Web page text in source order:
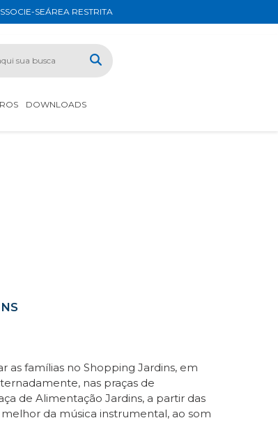
SEÁREA RESTRITA
DOWNLOADS
famílias no Shopping Jardins, em
nas praças de
de Alimentação Jardins, a partir das
da música instrumental, ao som